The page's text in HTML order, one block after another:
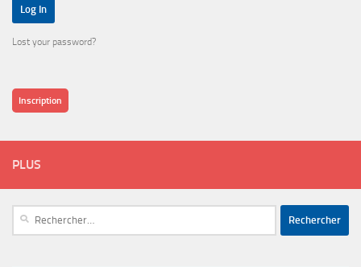
Lost your password?
Inscription
PLUS